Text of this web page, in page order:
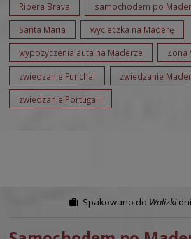
Ribera Brava samochodem po
Santa Maria wycieczka na Maderę
wypozyczenia auta na Maderze Zona
zwiedzanie Funchal zwiedzanie
zwiedzanie Portugalii
Spakowano do Walizki